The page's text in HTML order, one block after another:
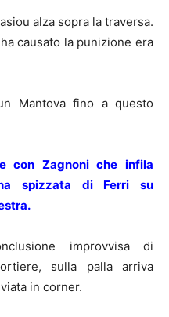
alza sopra la traversa.
causato la punizione era
Mantova fino a questo
con Zagnoni che infila
spizzata di Ferri su
improvvisa di
sulla palla arriva
in corner.